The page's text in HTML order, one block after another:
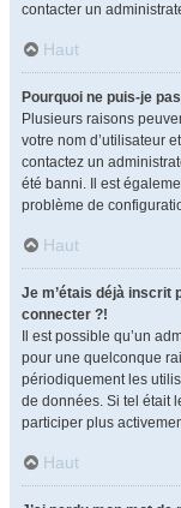
contacter un
Haut
Pourquoi ne puis-je
Plusieurs raisons
votre nom d’utilisateur
contactez un
été banni. Il est
problème de
Haut
Je m’étais déjà inscrit
connecter ?!
Il est possible qu’un
pour une quelconque
périodiquement les
de données. Si tel était
participer plus
Haut